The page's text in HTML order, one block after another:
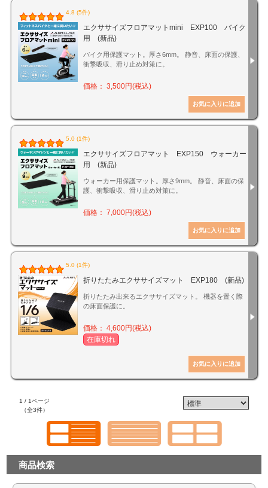
4.8 (5件)
エクササイズフロアマットmini EXP100 バイク
用 (新品)
バイク用保護マット。厚さ6mm。 静音、床面の保護、
衝撃吸収、滑り止め対策に。
価格： 3,500円(税込)
5.0 (1件)
エクササイズフロアマット EXP150 ウォーカー
用 (新品)
ウォーカー用保護マット。厚さ9mm。 静音、床面の保
護、衝撃吸収、滑り止め対策に。
価格： 7,000円(税込)
5.0 (1件)
折りたたみエクササイズマット EXP180 (新品)
折りたたみ出来るエクササイズマット。 機器を置く際
の床面保護に。
価格： 4,600円(税込)
在庫切れ
1 / 1ページ
（全3件）
商品検索